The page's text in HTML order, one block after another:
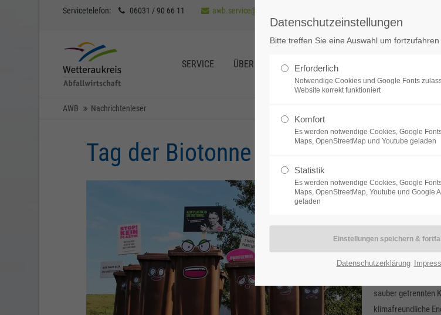
nicht.
nicht.
Servicetelefon: 06031 / 90 66 11 awb.service@awb-wetterau.de
SERVICE ÜBER UNS NACHHALTIGKEIT
AWB Nachrichtenleser
Tag der Biotonne am 26. Mai: „Der
Am 26. Mai ist
2026 der
Auch der
auf, Bioabfälle
sauber getrennten
klimafreundliche
Datenschutzeinstellungen
Bitte treffen Sie eine Auswahl um fortzufahren
Erforderlich
Notwendige Cookies und Google Fonts
Website korrekt funktioniert
Komfort
Es werden notwendige Cookies, Google
Maps, OpenStreetMap und Youtube geladen
Statistik
Es werden notwendige Cookies, Google
Maps, OpenStreetMap, Youtube und Google
geladen
Datenschutzerklärung